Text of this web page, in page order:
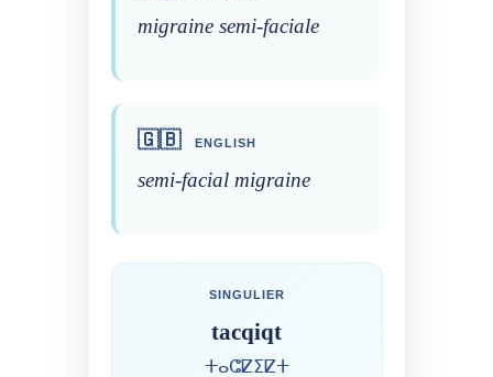
migraine semi-faciale
🇬🇧 ENGLISH
semi-facial migraine
SINGULIER
tacqiqt
ⵜⴰⵛⵇⵉⵇⵜ